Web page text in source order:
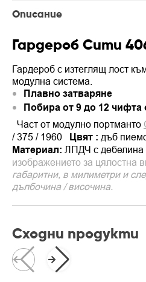
Описание
Гардероб Сити
Гардероб с изтеглящ лост
модулна система.
Плавно затваряне
Побира от 9 до 12 чифта
Част от модулно портманто
/ 375 / 1960 Цвят : дъб
Материал: ЛПДЧ с
изображението за цялостна
габаритни, в милиметри и
дълбочина / височина.
Сходни продукти